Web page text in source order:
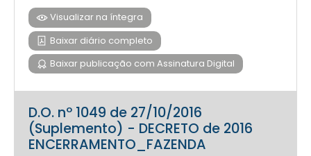
Visualizar na íntegra
Baixar diário completo
Baixar publicação com Assinatura Digital
D.O. nº 1049 de 27/10/2016
(Suplemento) - DECRETO de 2016
ENCERRAMENTO_FAZENDA